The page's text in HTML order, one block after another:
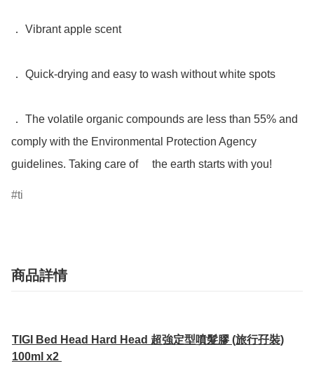
． Vibrant apple scent
． Quick-drying and easy to wash without white spots
． The volatile organic compounds are less than 55% and
comply with the Environmental Protection Agency
guidelines. Taking care of 　the earth starts with you!
ti
商品詳情
TIGI Bed Head Hard Head 超強定型噴髮膠 (旅行孖裝)
100ml x2